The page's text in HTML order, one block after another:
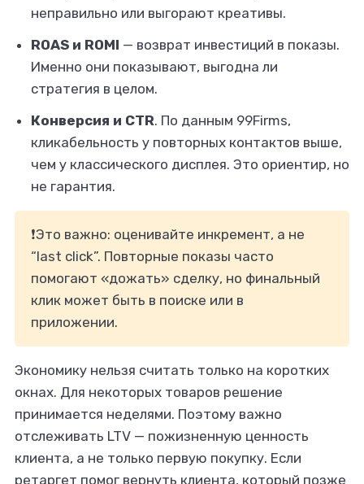
неправильно или выгорают креативы.
ROAS и ROMI — возврат инвестиций в показы.
Именно они показывают, выгодна ли
стратегия в целом.
Конверсия и CTR. По данным 99Firms,
кликабельность у повторных контактов выше,
чем у классического дисплея. Это ориентир, но
не гарантия.
❗Это важно: оценивайте инкремент, а не
“last click”. Повторные показы часто
помогают «дожать» сделку, но финальный
клик может быть в поиске или в
приложении.
Экономику нельзя считать только на коротких
окнах. Для некоторых товаров решение
принимается неделями. Поэтому важно
отслеживать LTV — пожизненную ценность
клиента, а не только первую покупку. Если
ретаргет помог вернуть клиента, который позже